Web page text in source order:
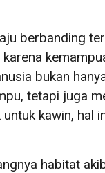
berbanding
bukan
tetapi juga
kawin, hal
habitat